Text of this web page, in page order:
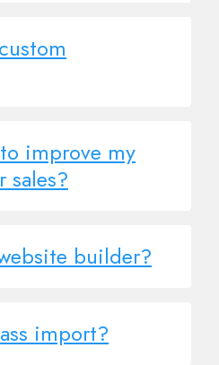
improve my
sales?
builder?
import?